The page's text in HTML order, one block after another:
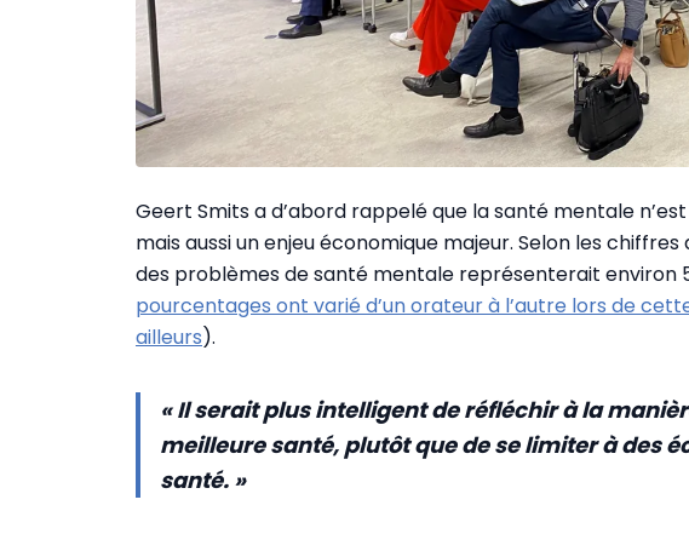
Geert Smits a d’abord rappelé que la santé mentale
mais aussi un enjeu économique majeur. Selon les
des problèmes de santé mentale représenterait environ
pourcentages ont varié d’un orateur à l’autre lors de
ailleurs).
« Il serait plus intelligent de réfléchir à la
meilleure santé, plutôt que de se limiter à des
santé. »